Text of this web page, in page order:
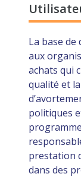
La base de
aux
achats qui
qualité et
politiques
prestation
dans des